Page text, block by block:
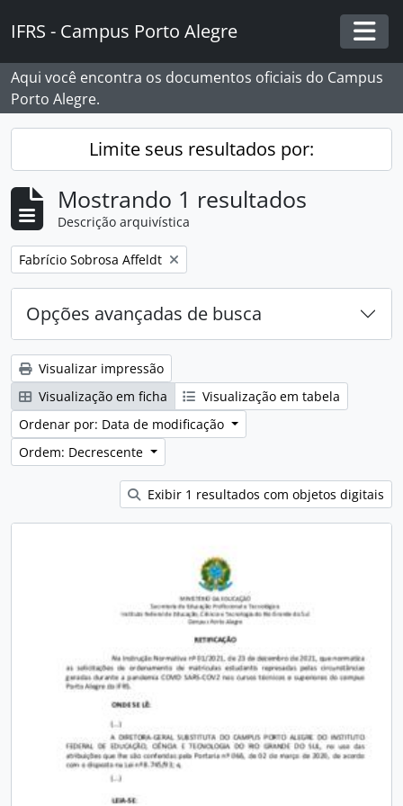
IFRS - Campus Porto Alegre
Aqui você encontra os documentos oficiais do Campus
Porto Alegre.
Limite seus resultados por:
Mostrando 1 resultados
Descrição arquivística
Remover filtro:
Fabrício Sobrosa Affeldt
Opções avançadas de busca
Visualizar impressão
Visualização em ficha
Visualização em tabela
Ordenar por: Data de modificação
Ordem: Decrescente
Exibir 1 resultados com objetos digitais